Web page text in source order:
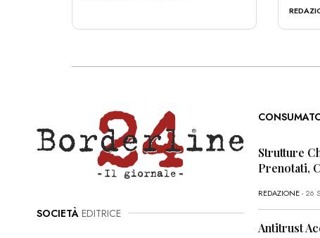
SOCIETÀ EDITRICE
Strutture
Prenotati,
REDAZIONE- 26
Antitrust